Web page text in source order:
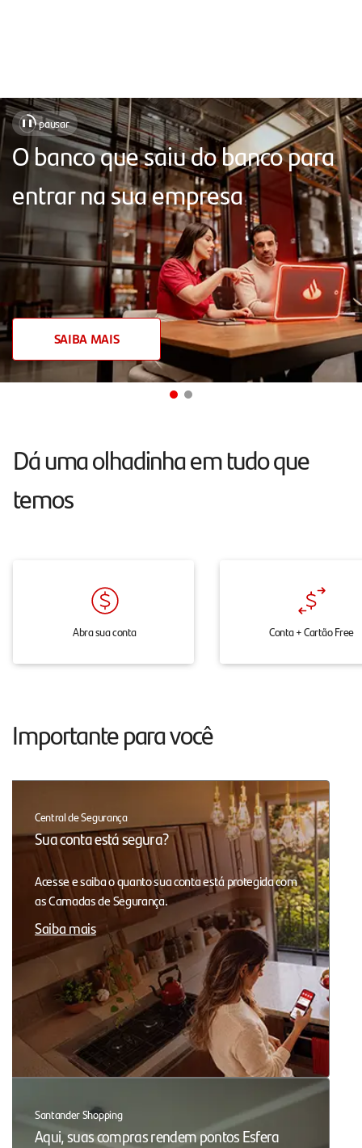
Soluções
para
facilitar
seu
dia
dia,
com
atendimento
chat,
onde
você
❚❚ pausar
O banco que saiu do banco para
entrar na sua empresa
SAIBA MAIS
Dá uma olhadinha em tudo que
temos
Abra sua conta Conta + Cartão Free
Importante para você
Central de Segurança
Sua conta está segura?
Acesse e saiba o quanto sua conta está protegida com
as Camadas de Segurança.
Saiba mais
Santander Shopping
Aqui, suas compras rendem pontos Esfera